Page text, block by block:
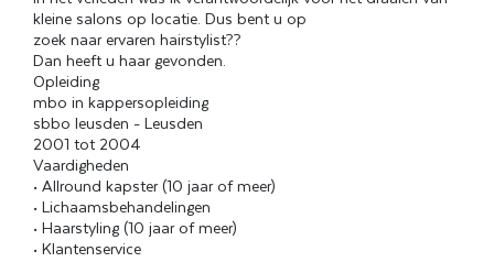
kleine salons op locatie. Dus bent u op
zoek naar ervaren hairstylist??
Dan heeft u haar gevonden.
Opleiding
mbo in kappersopleiding
sbbo leusden - Leusden
2001 tot 2004
Vaardigheden
• Allround kapster (10 jaar of meer)
• Lichaamsbehandelingen
• Haarstyling (10 jaar of meer)
• Klantenservice